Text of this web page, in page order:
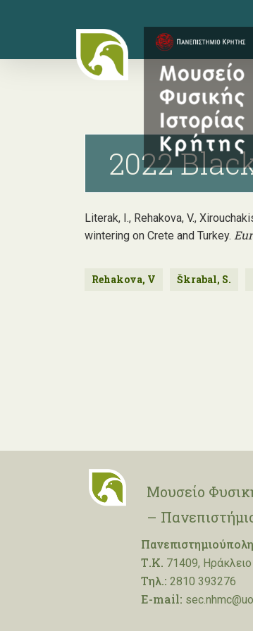
content
2022
Literak, I., Rehakova, V.,
wintering on Crete and Turkey.
Rehakova, V Škrabal, S.
Μουσείο
–
Τ.Κ. 71409,
Τηλ.: 2810 393276
E-mail: